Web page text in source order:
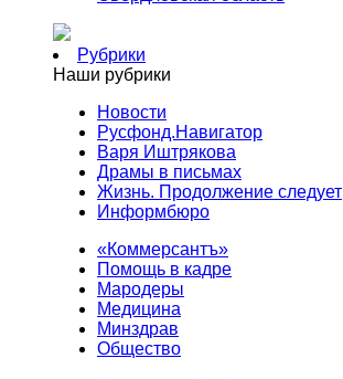
Рубрики
Наши рубрики
Новости
Русфонд.Навигатор
Варя Иштрякова
Драмы в письмах
Жизнь. Продолжение следует
Информбюро
«Коммерсантъ»
Помощь в кадре
Мародеры
Медицина
Минздрав
Общество